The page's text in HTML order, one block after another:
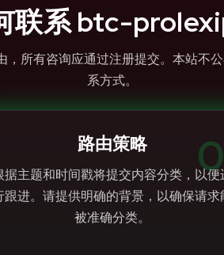
联系 btc-
所有咨询应通过注册提交。本站不
系方式。
路由策略
据主题和时间戳将提交内容分类，以便
跟进。请提供明确的背景，以确保请求
被准确分类。